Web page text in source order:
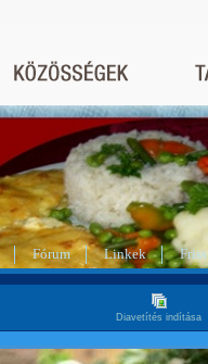
Fórum Linkek Friss
Diavetítés indítása